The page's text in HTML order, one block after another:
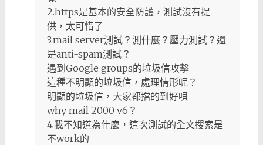
2.https是基本的安全防護，測試沒有提
供，太可惜了
3.mail server測試？測什麼？壓力測試？還
是anti-spam測試？
遇到Google groups的垃圾信攻擊
這種不明顯的垃圾信，處理情形呢？
明顯的垃圾信，大家都擋的到好唄
why mail 2000 v6？
4.我不知道為什麼，這次測試的全文搜索是
不work的